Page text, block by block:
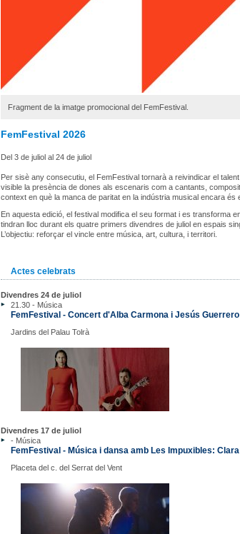
Fragment de la imatge promocional del FemFestival.
FemFestival 2026
Del 3 de juliol al 24 de juliol
Per sisè any consecutiu, el FemFestival tornarà a reivindicar el
visible la presència de dones als escenaris com a cantants,
context en què la manca de paritat en la indústria musical encara és
En aquesta edició, el festival modifica el seu format i es transforma
tindran lloc durant els quatre primers divendres de juliol en espais
L’objectiu: reforçar el vincle entre música, art, cultura, i territori.
Actes celebrats
Divendres 24 de juliol
21.30 - Música
FemFestival - Concert d'Alba Carmona i Jesús Guerrero
Jardins del Palau Tolrà
Divendres 17 de juliol
- Música
FemFestival - Música i dansa amb Les Impuxibles:
Placeta del c. del Serrat del Vent